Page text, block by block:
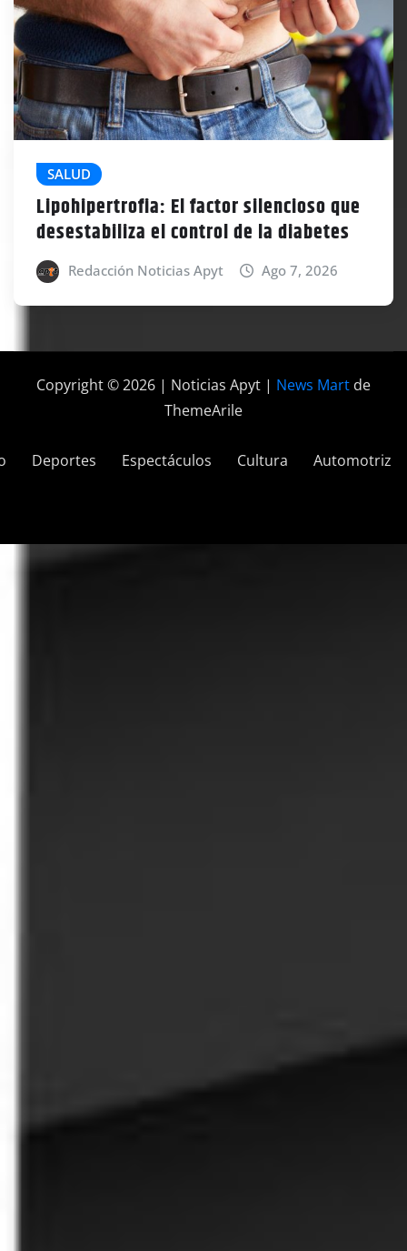
SALUD
Lipohipertrofia: El factor silencioso que
desestabiliza el control de la diabetes
Redacción Noticias Apyt Ago 7, 2026
Copyright © 2026 | Noticias Apyt | News Mart de
ThemeArile
Deportes Espectáculos Cultura Automotriz